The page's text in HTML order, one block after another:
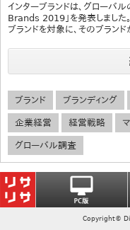
インターブランドは、グローバ
Brands 2019」を発表しました
ブランドを対象に、そのブラン
ブランド ブランディング
企業経営 経営戦略
グローバル調査
Copyright©